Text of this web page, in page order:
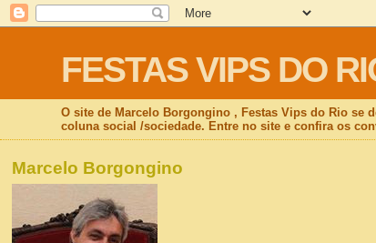
FESTAS VIPS DO
O site de Marcelo Borgongino , Festas Vips do Rio se
coluna social /sociedade. Entre no site e confira os
Marcelo Borgongino